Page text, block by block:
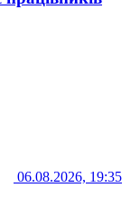
06.08.2026, 19:35